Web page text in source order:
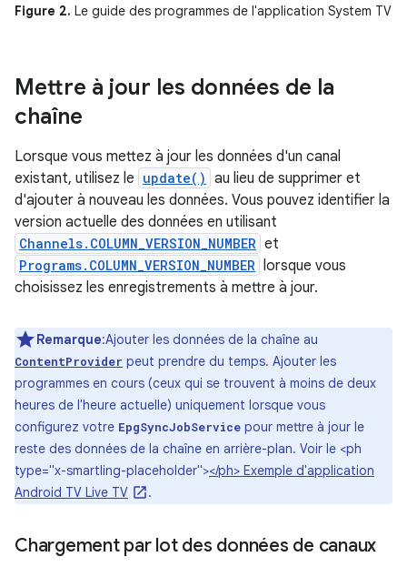
Figure 2. Le guide des programmes de l'application System TV
Mettre à jour les données de la
chaîne
Lorsque vous mettez à jour les données d'un canal
existant, utilisez le update() au lieu de supprimer et
d'ajouter à nouveau les données. Vous pouvez identifier la
version actuelle des données en utilisant
Channels.COLUMN_VERSION_NUMBER et
Programs.COLUMN_VERSION_NUMBER lorsque vous
choisissez les enregistrements à mettre à jour.
Remarque:Ajouter les données de la chaîne au
ContentProvider peut prendre du temps. Ajouter les
programmes en cours (ceux qui se trouvent à moins de deux
heures de l'heure actuelle) uniquement lorsque vous
configurez votre EpgSyncJobService pour mettre à jour le
reste des données de la chaîne en arrière-plan. Voir le <ph
type="x-smartling-placeholder"></ph> Exemple d'application
Android TV Live TV
.
Chargement par lot des données de canaux